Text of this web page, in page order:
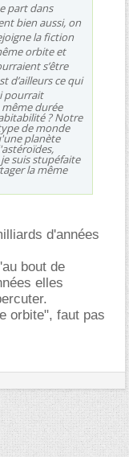
part dans
bien aussi, on
la fiction
orbite et
s’être
d’ailleurs ce qui
pourrait
durée
? Notre
de monde
planète
suis stupéfaite
la même
d'années
bout de
elles
orbite", faut pas